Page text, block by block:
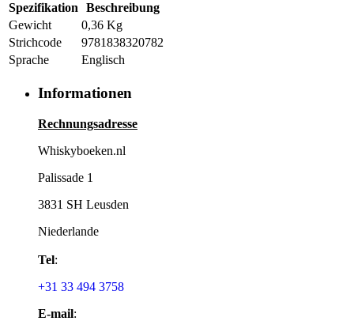
Spezifikation
Beschreibung
Gewicht
0,36 Kg
Strichcode
9781838320782
Sprache
Englisch
Informationen
Rechnungsadresse
Whiskyboeken.nl
Palissade 1
3831 SH Leusden
Niederlande
Tel:
+31 33 494 3758
E-mail: